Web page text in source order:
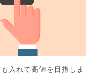
入れて高値を目指しま